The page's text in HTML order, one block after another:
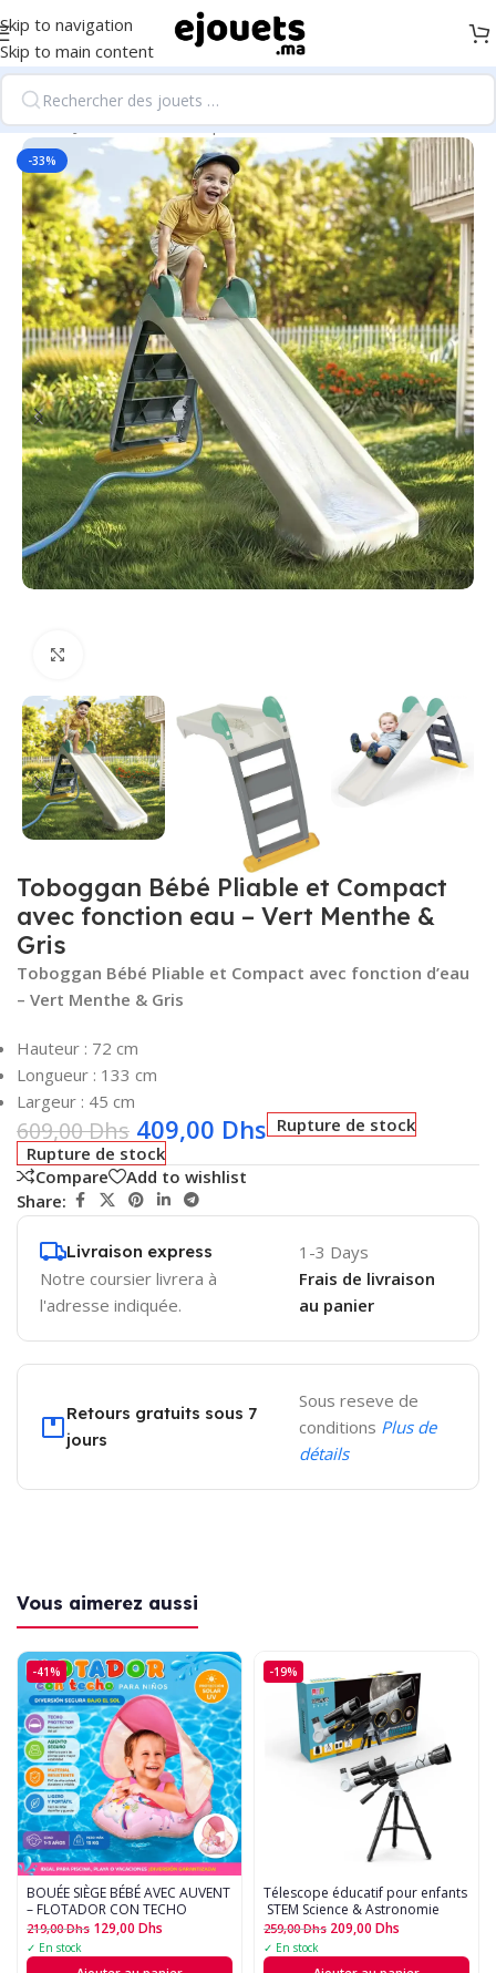
Skip to navigation
Skip to main content
Accueil/Jeux d'extérieur, sport et loisirs
-33%
Toboggan Bébé Pliable et Compact
avec fonction eau – Vert Menthe &
Gris
Toboggan Bébé Pliable et Compact avec fonction d’eau
– Vert Menthe & Gris
Hauteur : 72 cm
Longueur : 133 cm
Largeur : 45 cm
609,00Dhs 409,00 Dhs Rupture de stock
Rupture de stock
Compare
Add to wishlist
Share:
Livraison express
Notre coursier livrera à
l'adresse indiquée.
1-3 Days
Frais de livraison
au panier
Retours gratuits sous 7
jours
Sous reseve de
conditions Plus de
détails
Vous aimerez aussi
-41%
BOUÉE SIÈGE BÉBÉ AVEC AUVENT
– FLOTADOR CON TECHO
219,00Dhs 129,00 Dhs
✓ En stock
-19%
Télescope éducatif pour enfants
 STEM Science & Astronomie
259,00Dhs 209,00 Dhs
✓ En stock